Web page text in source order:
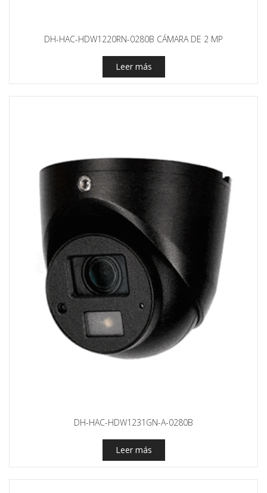
DH-HAC-HDW1220RN-0280B CÁMARA DE 2 MP
Leer más
DH-HAC-HDW1231GN-A-0280B
Leer más